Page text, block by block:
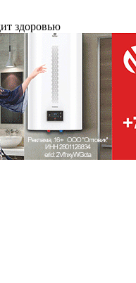
здоровью